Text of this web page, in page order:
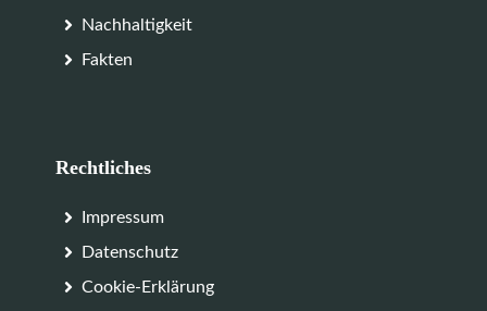
Nachhaltigkeit
Fakten
Rechtliches
Impressum
Datenschutz
Cookie-Erklärung